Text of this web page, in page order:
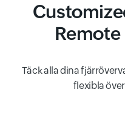
Täck alla dina
flexibla